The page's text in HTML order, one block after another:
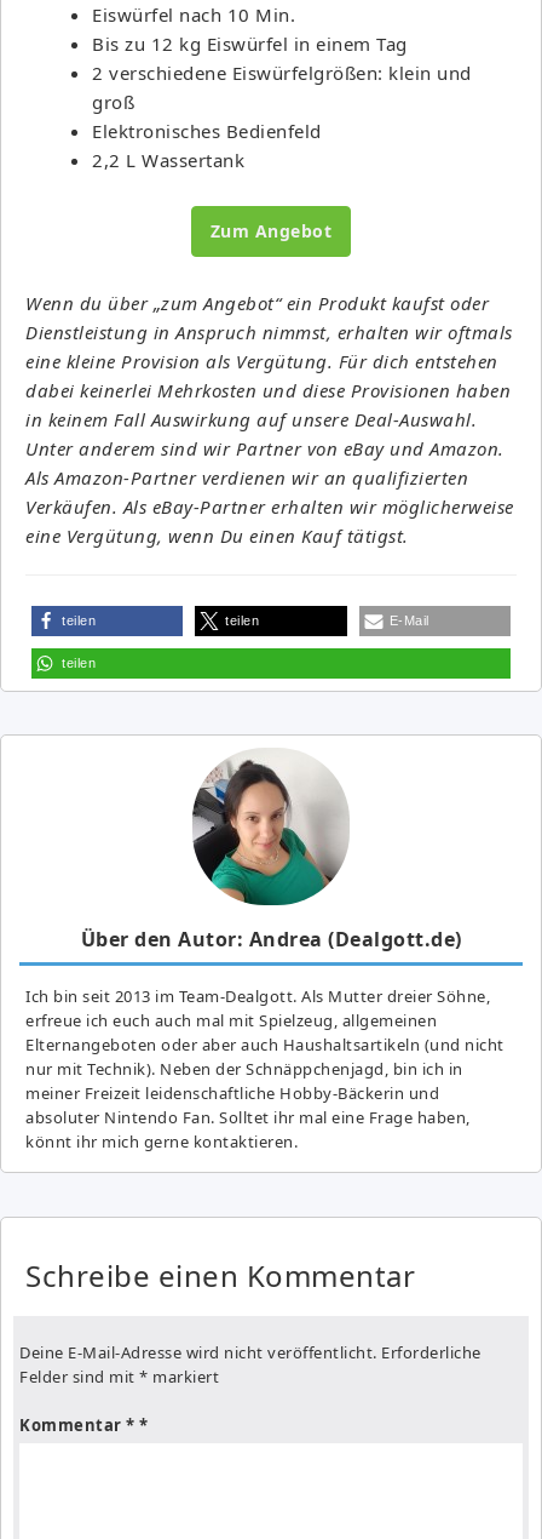
Eiswürfel nach 10 Min.
Bis zu 12 kg Eiswürfel in einem Tag
2 verschiedene Eiswürfelgrößen: klein und
groß
Elektronisches Bedienfeld
2,2 L Wassertank
Zum Angebot
Wenn du über „zum Angebot“ ein Produkt kaufst oder
Dienstleistung in Anspruch nimmst, erhalten wir oftmals
eine kleine Provision als Vergütung. Für dich entstehen
dabei keinerlei Mehrkosten und diese Provisionen haben
in keinem Fall Auswirkung auf unsere Deal-Auswahl.
Unter anderem sind wir Partner von eBay und Amazon.
Als Amazon-Partner verdienen wir an qualifizierten
Verkäufen. Als eBay-Partner erhalten wir möglicherweise
eine Vergütung, wenn Du einen Kauf tätigst.
teilen teilen E-Mail
teilen
Über den Autor: Andrea (Dealgott.de)
Ich bin seit 2013 im Team-Dealgott. Als Mutter dreier Söhne,
erfreue ich euch auch mal mit Spielzeug, allgemeinen
Elternangeboten oder aber auch Haushaltsartikeln (und nicht
nur mit Technik). Neben der Schnäppchenjagd, bin ich in
meiner Freizeit leidenschaftliche Hobby-Bäckerin und
absoluter Nintendo Fan. Solltet ihr mal eine Frage haben,
könnt ihr mich gerne kontaktieren.
Schreibe einen Kommentar
Deine E-Mail-Adresse wird nicht veröffentlicht. Erforderliche
Felder sind mit * markiert
Kommentar *